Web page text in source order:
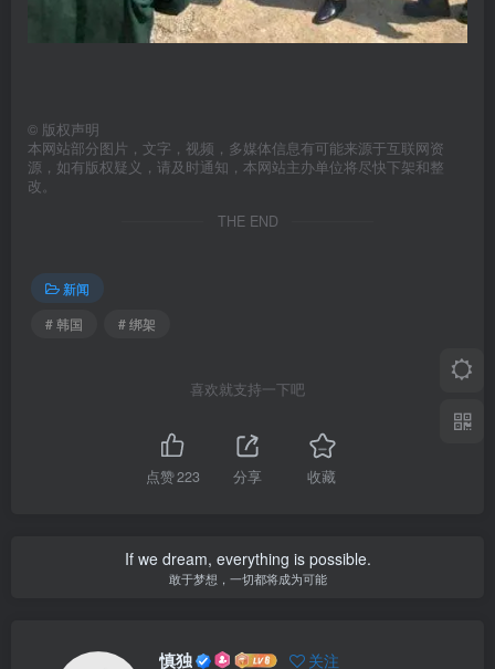
© 版权声明
本网站部分图片，文字，视频，多媒体信息有可能来源于互联网资
源，如有版权疑义，请及时通知，本网站主办单位将尽快下架和整
改。
THE END
新闻
# 韩国
# 绑架
喜欢就支持一下吧
点赞223 分享 收藏
If we dream, everything is possible.
敢于梦想，一切都将成为可能
慎独 关注